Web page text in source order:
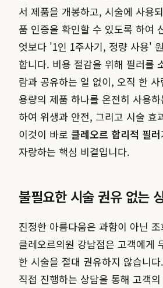
서 제품을 개봉하고, 시술에 사용
품 인증을 확인할 수 있도록 하여
엇보다 '1인 1주사기, 정량 사용'
합니다. 비용 절감을 위해 필러를
람과 공유하는 일 없이, 오직 한
용량의 제품 하나를 온전히 사용
하여 위생과 안전, 그리고 시술 효
이것이 바로 클레오르 합리적 필러
자랑하는 핵심 비결입니다.
불필요한 시술 권유 없는
진정한 아름다움은 과함이 아닌
클레오르의원 강남점은 고객에게
한 시술을 절대 권유하지 않습니
직접 진행하는 상담을 통해 고객